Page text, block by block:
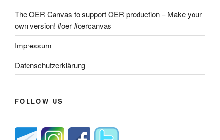
The OER Canvas to support OER production – Make your
own version! #oer #oercanvas
Impressum
Datenschutzerklärung
FOLLOW US